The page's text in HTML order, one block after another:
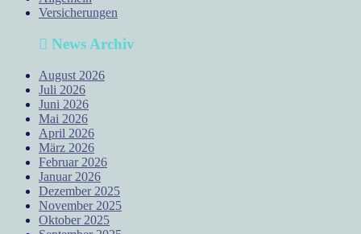
Versicherungen
News Archiv
August 2026
Juli 2026
Juni 2026
Mai 2026
April 2026
März 2026
Februar 2026
Januar 2026
Dezember 2025
November 2025
Oktober 2025